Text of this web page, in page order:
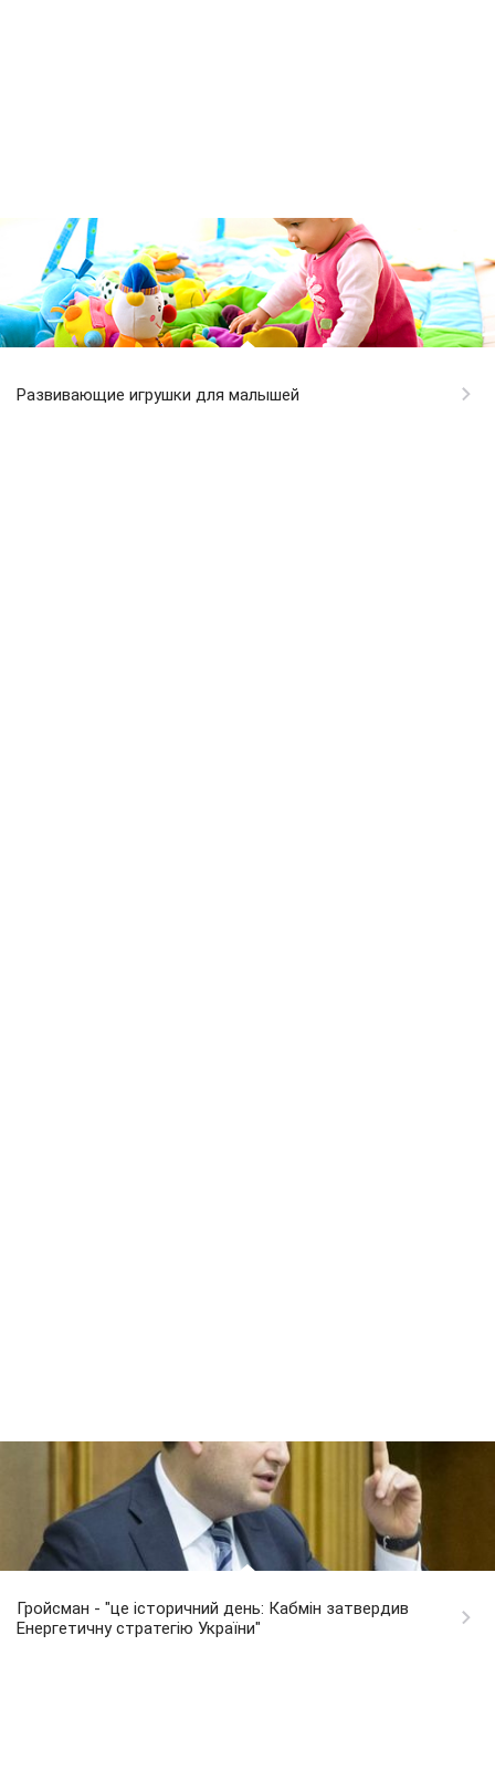
Развивающие игрушки для малышей
Гройсман - "це історичний день: Кабмін затвердив
Енергетичну стратегію України"